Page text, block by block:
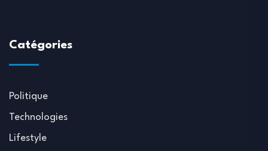
Catégories
Politique
Technologies
Lifestyle